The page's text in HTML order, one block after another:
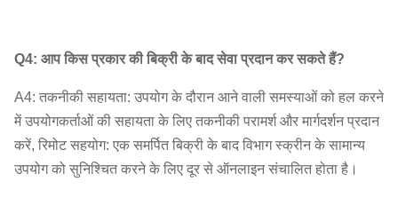
Q4: आप किस प्रकार की बिक्री के बाद सेवा प्रदान कर सकते हैं?
A4: तकनीकी सहायता: उपयोग के दौरान आने वाली समस्याओं को हल करने
में उपयोगकर्ताओं की सहायता के लिए तकनीकी परामर्श और मार्गदर्शन प्रदान
करें, रिमोट सहयोग: एक समर्पित बिक्री के बाद विभाग स्क्रीन के सामान्य
उपयोग को सुनिश्चित करने के लिए दूर से ऑनलाइन संचालित होता है।